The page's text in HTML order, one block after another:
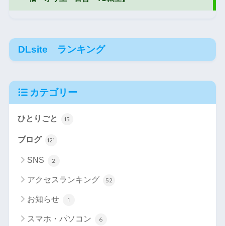
DLsite ランキング
カテゴリー
ひとりごと 15
ブログ 121
SNS 2
アクセスランキング 52
お知らせ 1
スマホ・パソコン 6